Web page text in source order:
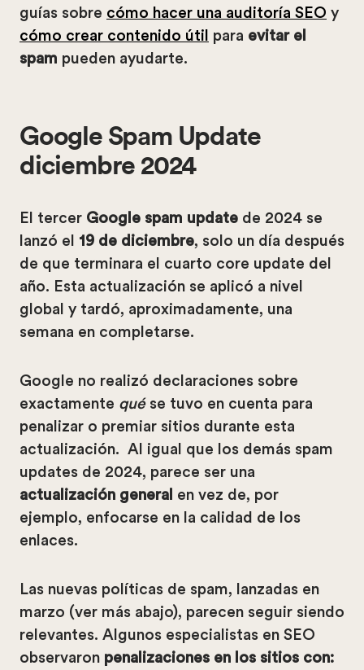
guías sobre cómo hacer una auditoría SEO y
cómo crear contenido útil para evitar el
spam pueden ayudarte.
Google Spam Update
diciembre 2024
El tercer Google spam update de 2024 se
lanzó el 19 de diciembre, solo un día después
de que terminara el cuarto core update del
año. Esta actualización se aplicó a nivel
global y tardó, aproximadamente, una
semana en completarse.
Google no realizó declaraciones sobre
exactamente quése tuvo en cuenta para
penalizar o premiar sitios durante esta
actualización. Al igual que los demás spam
updates de 2024, parece ser una
actualización general en vez de, por
ejemplo, enfocarse en la calidad de los
enlaces.
Las nuevas políticas de spam, lanzadas en
marzo (ver más abajo), parecen seguir siendo
relevantes. Algunos especialistas en SEO
observaron penalizaciones en los sitios con: